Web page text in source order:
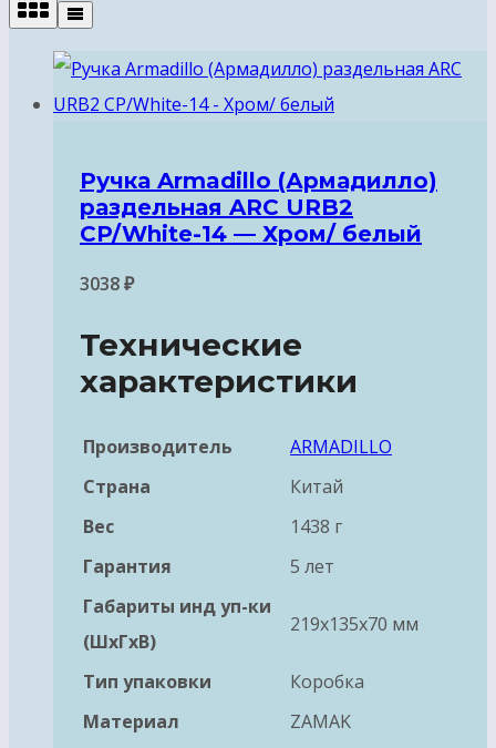
Ручка Armadillo (Армадилло)
раздельная ARC URB2
CP/White-14 — Хром/ белый
3038₽
Технические
характеристики
Производитель
ARMADILLO
Страна
Китай
Вес
1438 г
Гарантия
5 лет
Габариты инд уп-ки
(ШхГхВ)
219x135x70 мм
Тип упаковки
Коробка
Материал
ZAMAK